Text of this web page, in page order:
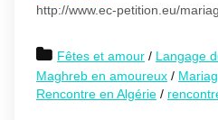
http://www.ec-petition.eu/
Fêtes et amour / Langage
Maghreb en amoureux /
Rencontre en Algérie /